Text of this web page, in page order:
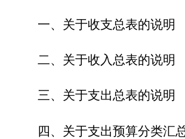
一、 关于收支总表的说明
二、关于收入总表的说明
三、关于支出总表的说明
四、关于支出预算分类汇